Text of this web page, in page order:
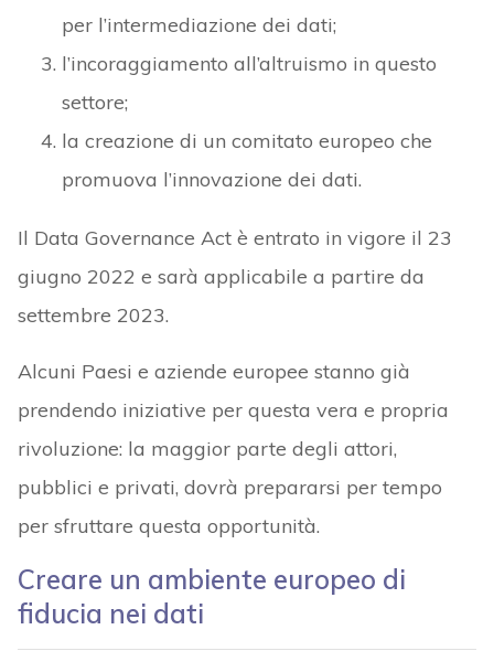
per l’intermediazione dei dati;
l’incoraggiamento all’altruismo in questo
settore;
la creazione di un comitato europeo che
promuova l’innovazione dei dati.
Il Data Governance Act è entrato in vigore il 23
giugno 2022 e sarà applicabile a partire da
settembre 2023.
Alcuni Paesi e aziende europee stanno già
prendendo iniziative per questa vera e propria
rivoluzione: la maggior parte degli attori,
pubblici e privati, dovrà prepararsi per tempo
per sfruttare questa opportunità.
Creare un ambiente europeo di
fiducia nei dati